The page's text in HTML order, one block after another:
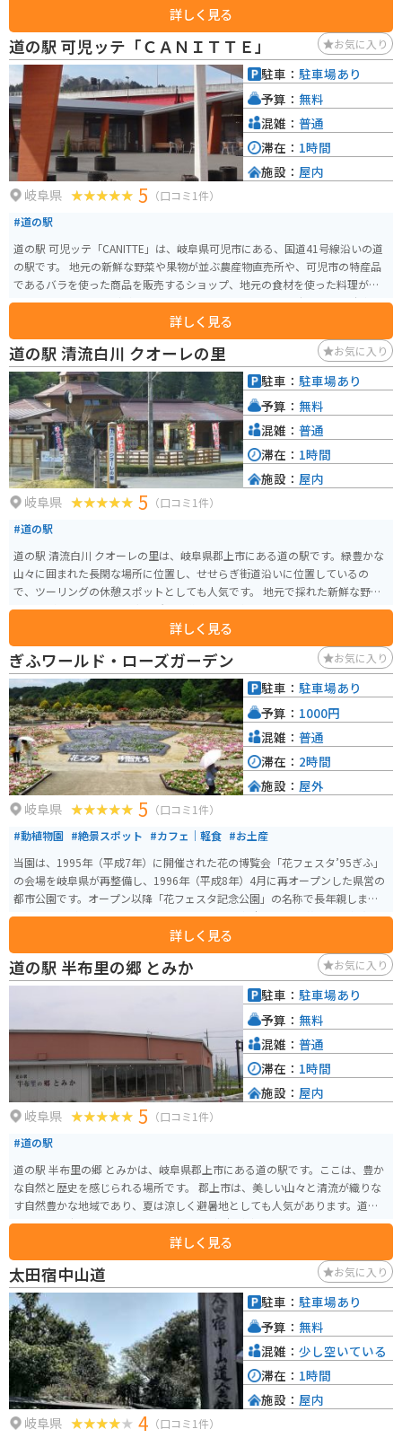
使った料理を楽しむことができます。また、併設されている「星のふる里 ふ
るさと館」では、揖斐川の自然や歴史、文化などを紹介する展示を見ること
ができます。 バイクで訪れる場合、道の駅には広い駐車場が完備されている
ため安心して駐車できます。揖斐川町は自然豊かな場所で、道の駅 平成周辺
には、揖斐川沿いを走る国道417号線など、ツーリングに最適なルートがいく
つかあります。道の駅から少し足を伸ばせば、横蔵渓谷や夜叉ヶ池などの景
勝地にもアクセスできます。道の駅 平成は、岐阜県西部を観光する際の拠点
として、ぜひ立ち寄りたい場所です。
詳しく見る
道の駅 可児ッテ「ＣＡＮＩＴＴＥ」 お気に入り
岐阜県 5 （口コミ1件）
#道の駅
道の駅 可児ッテ「CANITTE」は、岐阜県可児市にある、国道41号線沿いの道
の駅です。 地元の新鮮な野菜や果物が並ぶ農産物直売所や、可児市の特産品
であるバラを使った商品を販売するショップ、地元の食材を使った料理が楽
しめるレストランなどがあります。 バイクで行く場合は、広々とした駐車場
があるので安心です。ツーリングの休憩場所としても最適です。 可児市は、
バラの栽培が盛んなことで知られており、「花フェスタ記念公園」などのバ
ラ園があります。また、美濃焼の産地としても有名で、道の駅でも美濃焼の
販売コーナーがあります。 可児ッテ「CANITTE」は、地元の魅力が詰まった
道の駅なので、観光の拠点としてもおすすめです。
詳しく見る
駐車： 駐車場あり
予算： 無料
混雑： 普通
滞在： 1時間
施設： 屋内
道の駅 清流白川 クオーレの里 お気に入り
岐阜県 5 （口コミ1件）
#道の駅
道の駅 清流白川 クオーレの里は、岐阜県郡上市にある道の駅です。緑豊かな
山々に囲まれた長閑な場所に位置し、せせらぎ街道沿いに位置しているの
で、ツーリングの休憩スポットとしても人気です。 地元で採れた新鮮な野菜
や果物が販売されている直売所は、道の駅の人気スポットです。郡上市は
「郡上鮎」が有名で、夏季には鮎の塩焼きを味わうこともできます。また、
併設されているレストランでは、郡上市の郷土料理である「鶏ちゃん」や、
地元産の食材をふんだんに使った料理を楽しむことができます。 道の駅の周
辺には、白川町の自然を満喫できるスポットが点在しています。バイクで訪
れるなら、「せせらぎ街道」をさらに進んで、美しい渓谷美を眺めながらの
ツーリングがおすすめです。紅葉シーズンは特におすすめです。道の駅から車
で約10分の場所には、天然温泉「美人の湯 しらかわ」があり、ツーリングで
疲れた体を癒やすことができます。道の駅には、情報コーナーや観光案内板
も設置されているので、白川町の観光情報収集にも役立ちます。
詳しく見る
駐車： 駐車場あり
予算： 無料
混雑： 普通
滞在： 1時間
施設： 屋内
ぎふワールド・ローズガーデン お気に入り
岐阜県 5 （口コミ1件）
#動植物園 #絶景スポット #カフェ｜軽食 #お土産
当園は、1995年（平成7年）に開催された花の博覧会「花フェスタ’95ぎふ」
の会場を岐阜県が再整備し、1996年（平成8年）4月に再オープンした県営の
都市公園です。オープン以降「花フェスタ記念公園」の名称で長年親しまれ
てきましたが、2021年10月9日に公園の一番の魅力である「薔薇」を名称に
取り入れた「ぎふワールド・ローズガーデン」に改称しました。約80.7ha
（バンテリンドームナゴヤ約17個分）もの広大な敷地には、原種・オールド
ローズから国内外の最新品種まで約6,000品種、20,000株もの多彩な品種が
植栽されたバラ園のほか、「ネモフィラ（春）」「ヒマワリ（夏）」「ケイ
トウ（秋）」など、季節ごとに大面積で花を観賞できるガーデンや、地上45
mの高さから園内を一望できる「花のタワー」、岐阜県下有数の大型複合遊
具などもあり、夫婦、カップル、友人、ファミリーなど幅広い層で楽しめ
る。
詳しく見る
駐車： 駐車場あり
予算： 1000円
混雑： 普通
滞在： 2時間
施設： 屋外
道の駅 半布里の郷 とみか お気に入り
岐阜県 5 （口コミ1件）
#道の駅
道の駅 半布里の郷 とみかは、岐阜県郡上市にある道の駅です。ここは、豊か
な自然と歴史を感じられる場所です。 郡上市は、美しい山々と清流が織りな
す自然豊かな地域であり、夏は涼しく避暑地としても人気があります。道の
駅 半布里の郷 とみかは、そんな郡上市の魅力が詰まったスポットです。地元
の新鮮な野菜や果物、特産品などを販売する農産物直売所があり、郡上の味
覚を堪能できます。また、レストランでは、地元の食材を使った料理を楽し
むことができます。 バイクで訪れる場合、周辺には、関ヶ原の戦いの史跡で
ある関ケ原古戦場や、郡上八幡城など、歴史的な観光スポットが点在してい
ます。道の駅 半布里の郷 とみかを拠点に、これらのスポットを巡るツーリン
グもおすすめです。道の駅には、広い駐車場も完備されているので、安心し
てバイクを停めることができます。 郡上市は、湧き水が多く、水質が非常に
良いことでも知られています。道の駅 半布里の郷 とみかでも、美味しい水が
いただけます。
詳しく見る
駐車： 駐車場あり
予算： 無料
混雑： 普通
滞在： 1時間
施設： 屋内
太田宿中山道 お気に入り
岐阜県 4 （口コミ1件）
駐車： 駐車場あり
予算： 無料
混雑： 少し空いている
滞在： 1時間
施設： 屋内